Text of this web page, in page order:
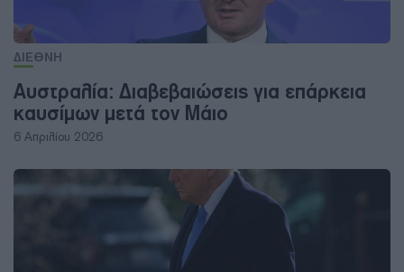
ΔΙΕΘΝΗ
Αυστραλία: Διαβεβαιώσεις για επάρκεια
καυσίμων μετά τον Μάιο
6 Απριλίου 2026